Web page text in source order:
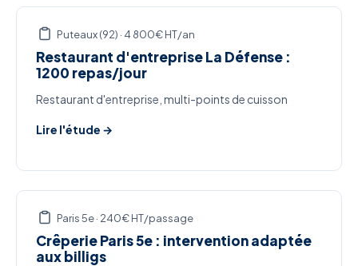
Puteaux (92) · 4 800€ HT/an
Restaurant d'entreprise La Défense :
1200 repas/jour
Restaurant d'entreprise, multi-points de cuisson
Lire l'étude →
Paris 5e · 240€ HT/passage
Crêperie Paris 5e : intervention adaptée
aux billigs